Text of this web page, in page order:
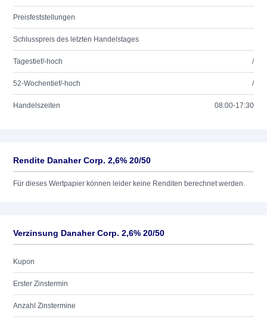
Preisfeststellungen
Schlusspreis des letzten Handelstages
Tagestief/-hoch /
52-Wochentief/-hoch /
Handelszeiten 08:00-17:30
Rendite Danaher Corp. 2,6% 20/50
Für dieses Wertpapier können leider keine Renditen berechnet werden.
Verzinsung Danaher Corp. 2,6% 20/50
Kupon
Erster Zinstermin
Anzahl Zinstermine